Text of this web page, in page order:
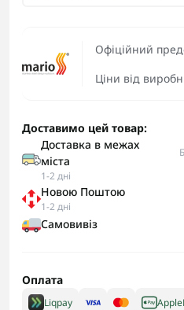
Офіційний
Ціни від
Доставимо цей товар:
Доставка в межах
міста
1-2 дні
Новою Поштою
1-2 дні
Самовивіз
Оплата
Liqpay